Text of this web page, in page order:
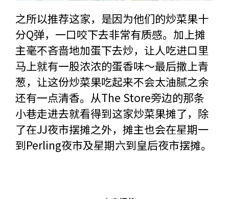
之所以推荐这家，是因为他们的炒菜果十
分Q弹，一口咬下去非常有质感。加上摊
主毫不吝啬地加蛋下去炒，让人吃进口里
马上就有一股浓浓的蛋香味～最后撒上青
葱，让这份炒菜果吃起来不会太油腻之余
还有一点清香。从The Store旁边的那条
小巷走进去就看得到这家炒菜果摊了，除
了在JJ夜市摆摊之外，摊主也会在星期一
到Perling夜市及星期六到皇后夜市摆摊。